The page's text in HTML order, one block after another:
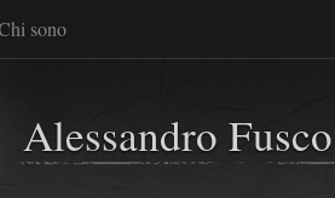
sono
Alessandro Fusco